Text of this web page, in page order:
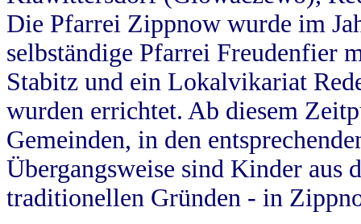
Die Pfarrei Zippnow wurde im
selbständige Pfarrei Freudenfier
Stabitz und ein Lokalvikariat
wurden errichtet. Ab diesem
Gemeinden, in den
Übergangsweise sind Kinder aus
traditionellen Gründen - in